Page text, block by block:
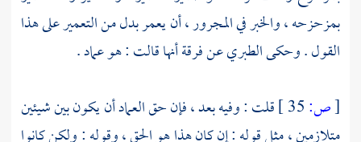
بمزحزحه ، والخبر في المجرور ، أن يعمر بدل من التعمير على هذا
القول . وحكىالطبريعن فرقة أنها قالت : هو عماد .
[ص:
قلت : وفيه بعد ، فإن حق العماد أن يكون بين شيئين